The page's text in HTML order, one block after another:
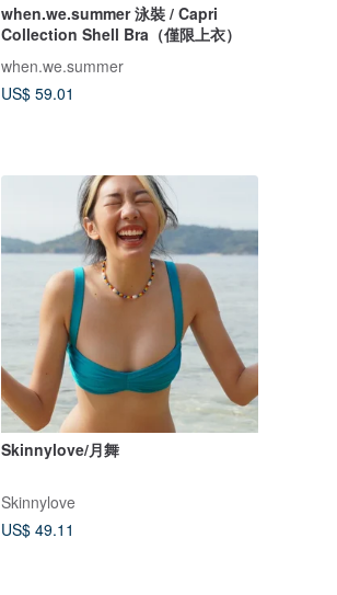
when.we.summer 泳裝 / Capri
Collection Shell Bra（僅限上衣）
when.we.summer
US$ 59.01
Skinnylove/月舞
Skinnylove
US$ 49.11